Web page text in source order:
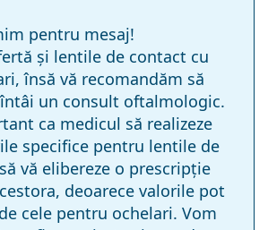
pentru mesaj!
și lentile de contact cu
însă vă recomandăm să
un consult oftalmologic.
ca medicul să realizeze
specifice pentru lentile de
vă elibereze o prescripție
deoarece valorile pot
cele pentru ochelari. Vom